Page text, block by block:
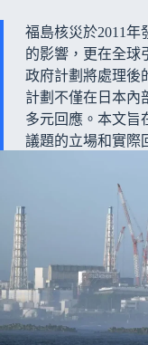
福島核災於2011年
的影響，更在全球
政府計劃將處理後
計劃不僅在日本內
多元回應。本文旨
議題的立場和實際